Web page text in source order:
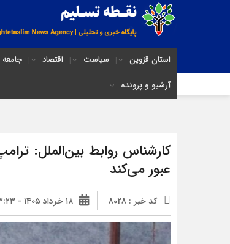
استان قزوین سیاست اقتصاد جامعه
آرشیو و پرونده
کارشناس روابط بین‌الملل:
عبور می‌کند
کد خبر : 8028 ۱۸ خرداد ۱۴۰۵ - ۲۳:۲۳